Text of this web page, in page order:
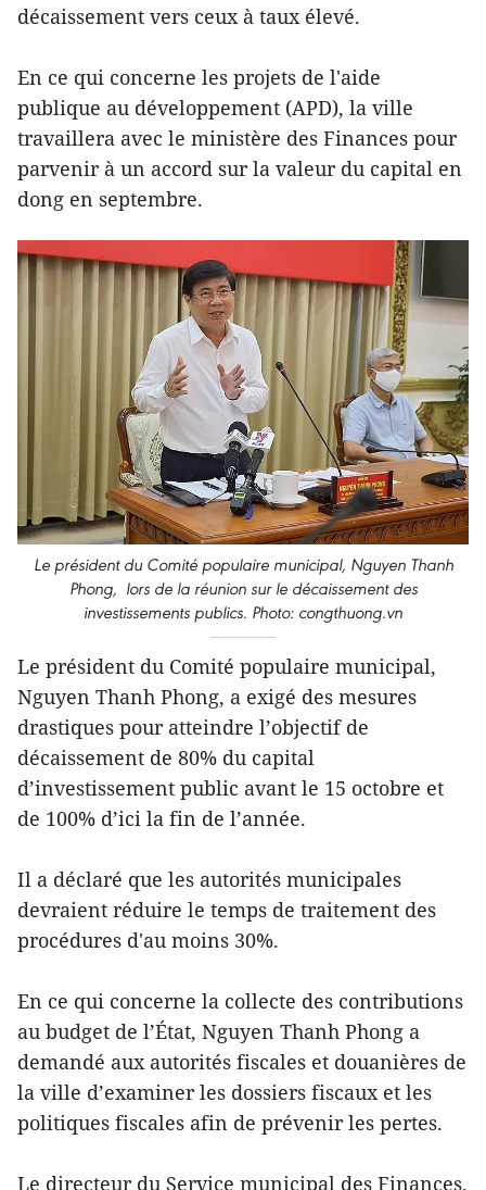
décaissement vers ceux à taux élevé.
En ce qui concerne les projets de l'aide
publique au développement (APD), la ville
travaillera avec le ministère des Finances pour
parvenir à un accord sur la valeur du capital en
dong en septembre.
Le président du Comité populaire municipal, Nguyen Thanh
Phong, lors de la réunion sur le décaissement des
investissements publics. Photo: congthuong.vn
Le président du Comité populaire municipal,
Nguyen Thanh Phong, a exigé des mesures
drastiques pour atteindre l’objectif de
décaissement de 80% du capital
d’investissement public avant le 15 octobre et
de 100% d’ici la fin de l’année.
Il a déclaré que les autorités municipales
devraient réduire le temps de traitement des
procédures d'au moins 30%.
En ce qui concerne la collecte des contributions
au budget de l’État, Nguyen Thanh Phong a
demandé aux autorités fiscales et douanières de
la ville d’examiner les dossiers fiscaux et les
politiques fiscales afin de prévenir les pertes.
Le directeur du Service municipal des Finances,